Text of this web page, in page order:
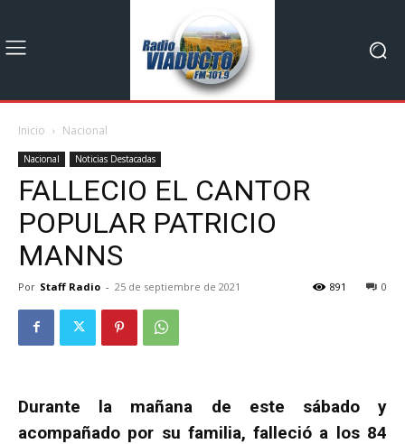
Inicio Nacional
Nacional Noticias Destacadas
FALLECIO EL CANTOR
POPULAR PATRICIO
MANNS
Por Staff Radio - 25 de septiembre de 2021 0
891
Durante la mañana de este sábado y
acompañado por su familia, falleció a los 84